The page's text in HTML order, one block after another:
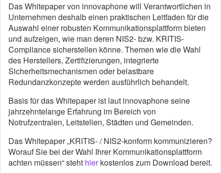
Das Whitepaper von innovaphone will Verantwortlichen in
Unternehmen deshalb einen praktischen Leitfaden für die
Auswahl einer robusten Kommunikationsplattform bieten
und aufzeigen, wie man deren NIS2- bzw. KRITIS-
Compliance sicherstellen könne. Themen wie die Wahl
des Herstellers, Zertifizierungen, integrierte
Sicherheitsmechanismen oder belastbare
Redundanzkonzepte werden ausführlich behandelt.
Basis für das Whitepaper ist laut innovaphone seine
jahrzehntelange Erfahrung im Bereich von
Notrufzentralen, Leitstellen, Städten und Gemeinden.
Das Whitepaper „KRITIS- / NIS2-konform kommunizieren?
Worauf Sie bei der Wahl Ihrer Kommunikationsplattform
achten müssen“ steht hierkostenlos zum Download bereit.